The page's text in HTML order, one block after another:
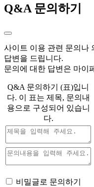
Q&A 문의하기
사이트 이용 관련 문의나
답변을 드립니다.
문의에 대한 답변은 마이
Q&A 문의하기 (표)입니
다. 이 표는 제목, 문의내
용으로 구성되어 있습니
다.
비밀글로 문의하기